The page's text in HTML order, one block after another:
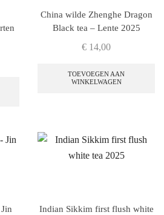
China wilde Zhenghe Dragon
Black tea – Lente 2025
€ 14,00
TOEVOEGEN AAN
WINKELWAGEN
Indian Sikkim first flush white